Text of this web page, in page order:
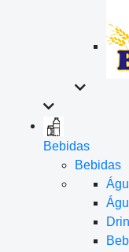
Bebidas
Bebidas